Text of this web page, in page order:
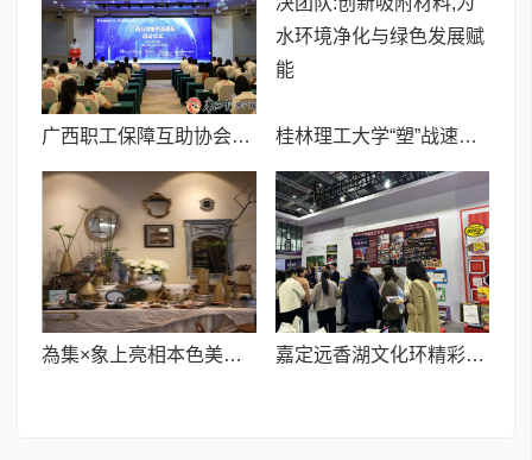
广西职工保障互助协会创新启动互助服务直通车平台 桂林理工大学“塑”战速决团队:创新吸附材料,为水环境净化与绿色发展赋能
為集×象上亮相本色美术馆,法式优雅与东方美学的邂逅 嘉定远香湖文化环精彩亮相长三角文博会